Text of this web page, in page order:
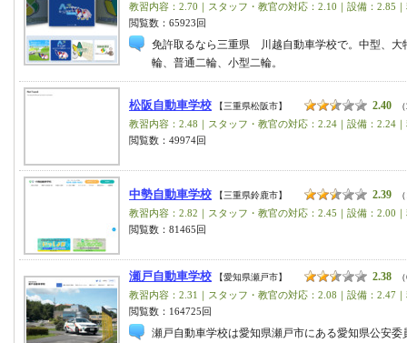
教習内容：2.70｜スタッフ・教官の対応：2.10｜設備：2.85
閲覧数：65923回
免許取るなら三重県 川越自動車学校で。中型、大
輪、普通二輪、小型二輪。
松阪自動車学校 【三重県松阪市】 2.40 （
教習内容：2.48｜スタッフ・教官の対応：2.24｜設備：2.24
閲覧数：49974回
中勢自動車学校 【三重県鈴鹿市】 2.39 （
教習内容：2.82｜スタッフ・教官の対応：2.45｜設備：2.00
閲覧数：81465回
瀬戸自動車学校 【愛知県瀬戸市】 2.38 （
教習内容：2.31｜スタッフ・教官の対応：2.08｜設備：2.47
閲覧数：164725回
瀬戸自動車学校は愛知県瀬戸市にある愛知県公安